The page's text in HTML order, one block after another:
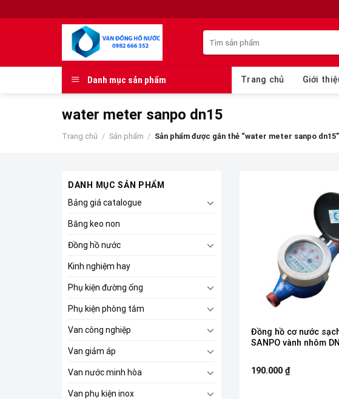
to
kiếm:
Danh mục sản phẩm Trang chủ Giới
water meter sanpo dn15
Trang chủ / Sản phẩm / Sản phẩm được gắn thẻ “water meter sanpo dn15”
DANH MỤC SẢN PHẨM
Bảng giá catalogue
Băng keo non
Đồng hồ nước
Kinh nghiệm hay
Phụ kiện đường ống
Phụ kiện phòng tắm
Van công nghiệp
Van giảm áp
Van nước minh hòa
Van phụ kiện inox
Đồng hồ cơ nước
SANPO vành nhôm
190.000₫